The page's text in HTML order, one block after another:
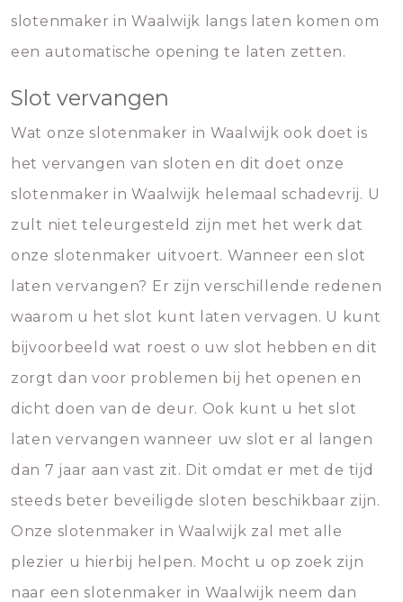
slotenmaker in Waalwijk langs laten komen om
een automatische opening te laten zetten.
Slot vervangen
Wat onze slotenmaker in Waalwijk ook doet is
het vervangen van sloten en dit doet onze
slotenmaker in Waalwijk helemaal schadevrij. U
zult niet teleurgesteld zijn met het werk dat
onze slotenmaker uitvoert. Wanneer een slot
laten vervangen? Er zijn verschillende redenen
waarom u het slot kunt laten vervagen. U kunt
bijvoorbeeld wat roest o uw slot hebben en dit
zorgt dan voor problemen bij het openen en
dicht doen van de deur. Ook kunt u het slot
laten vervangen wanneer uw slot er al langen
dan 7 jaar aan vast zit. Dit omdat er met de tijd
steeds beter beveiligde sloten beschikbaar zijn.
Onze slotenmaker in Waalwijk zal met alle
plezier u hierbij helpen. Mocht u op zoek zijn
naar een slotenmaker in Waalwijk neem dan